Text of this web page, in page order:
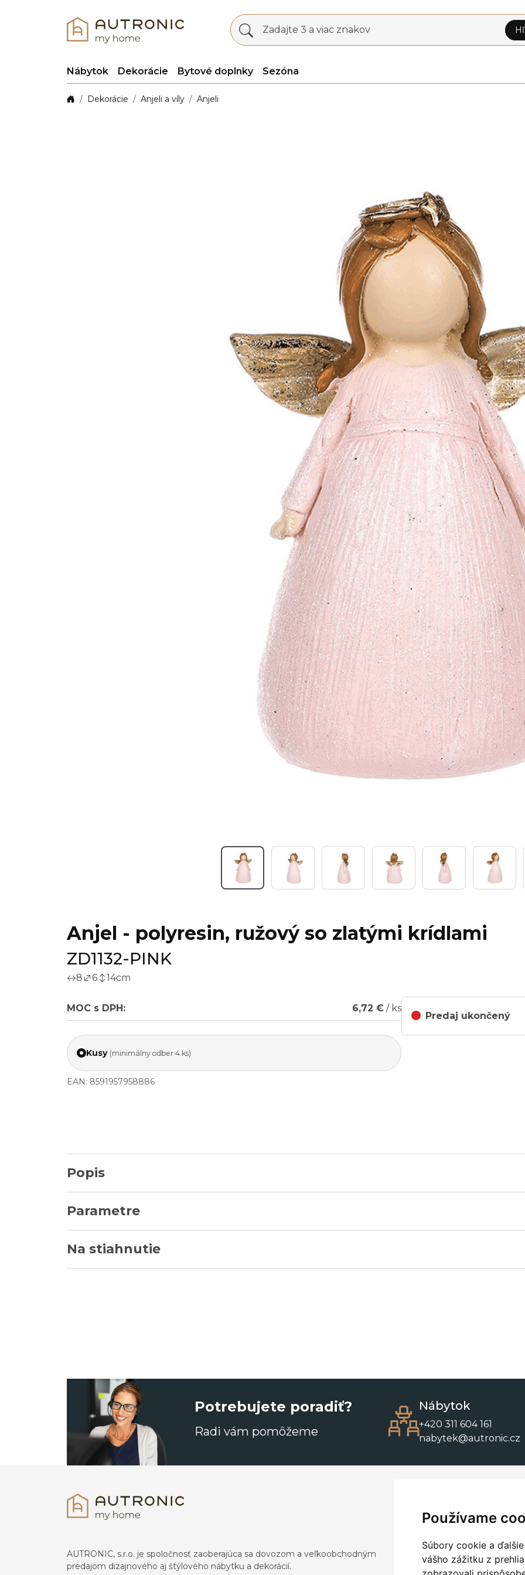
Používame
Súbory cookie a
vášho zážitku z
Zadajte 3 a viac znakov
Nábytok Dekorácie Bytové doplnky Sezóna
Dekorácie Anjeli a víly Anjeli
Anjel - polyresin, ružový so zlatými krídlami
ZD1132-PINK
8 6 14cm
MOC s DPH: 6,72 € / ks
Kusy (minimálny odber 4 ks)
EAN: 8591957958886
Predaj ukončený
Popis
Parametre
Na stiahnutie
Potrebujete poradiť?
Radi vám pomôžeme
Nábytok
+420 311 604 161
nabytek@autronic.cz
AUTRONIC, s.r.o. je spoločnosť zaoberajúca sa dovozom a veľkoobchodným
predajom dizajnového aj štýlového nábytku a dekorácií.